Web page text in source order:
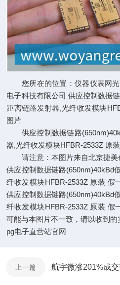
您所在的位置：仪器仪表网光
电子科技有限公司 供应控制数据
距离链路发射器,光纤收发模块
图片
供应控制数据链路
器,光纤收发模块HFBR-2533Z 原
请注意：本图片来自北京捷美
供应控制数据链路(650nm)40kBd
纤收发模块HFBR-2533Z 原装 假
供应控制数据链路(650nm)40kBd
纤收发模块HFBR-2533Z 原装 假
可能与本图片不一致，请以收到的
pg电子直营站官网
上一篇